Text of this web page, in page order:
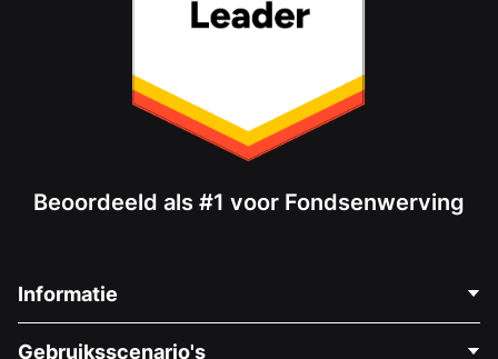
Beoordeeld als #1 voor Fondsenwerving
Informatie
Gebruiksscenario's